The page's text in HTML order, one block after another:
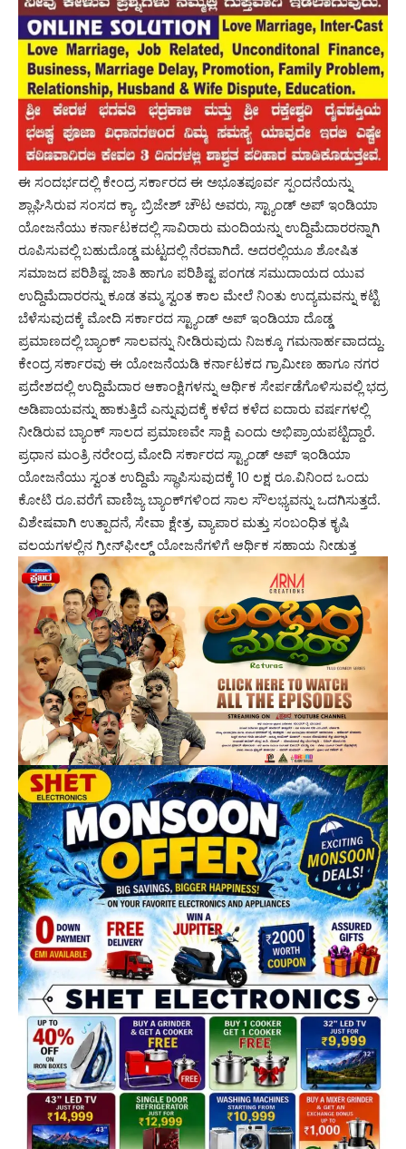
ಈ ಸಂದರ್ಭದಲ್ಲಿ ಕೇಂದ್ರ ಸರ್ಕಾರದ ಈ ಅಭೂತಪೂರ್ವ ಸ್ಪಂದನೆಯನ್ನು
ಶ್ಲಾಘಿಸಿರುವ ಸಂಸದ ಕ್ಯಾ. ಬ್ರಿಜೇಶ್‌ ಚೌಟ ಅವರು, ಸ್ಟ್ಯಾಂಡ್‌ ಅಪ್‌ ಇಂಡಿಯಾ
ಯೋಜನೆಯು ಕರ್ನಾಟಕದಲ್ಲಿ ಸಾವಿರಾರು ಮಂದಿಯನ್ನು ಉದ್ದಿಮೆದಾರರನ್ನಾಗಿ
ರೂಪಿಸುವಲ್ಲಿ ಬಹುದೊಡ್ಡ ಮಟ್ಟದಲ್ಲಿ ನೆರವಾಗಿದೆ. ಅದರಲ್ಲಿಯೂ ಶೋಷಿತ
ಸಮಾಜದ ಪರಿಶಿಷ್ಟ ಜಾತಿ ಹಾಗೂ ಪರಿಶಿಷ್ಟ ಪಂಗಡ ಸಮುದಾಯದ ಯುವ
ಉದ್ದಿಮೆದಾರರನ್ನು ಕೂಡ ತಮ್ಮ ಸ್ವಂತ ಕಾಲ ಮೇಲೆ ನಿಂತು ಉದ್ಯಮವನ್ನು ಕಟ್ಟಿ
ಬೆಳೆಸುವುದಕ್ಕೆ ಮೋದಿ ಸರ್ಕಾರದ ಸ್ಟ್ಯಾಂಡ್‌ ಅಪ್‌ ಇಂಡಿಯಾ ದೊಡ್ಡ
ಪ್ರಮಾಣದಲ್ಲಿ ಬ್ಯಾಂಕ್‌ ಸಾಲವನ್ನು ನೀಡಿರುವುದು ನಿಜಕ್ಕೂ ಗಮನಾರ್ಹವಾದದ್ದು.
ಕೇಂದ್ರ ಸರ್ಕಾರವು ಈ ಯೋಜನೆಯಡಿ ಕರ್ನಾಟಕದ ಗ್ರಾಮೀಣ ಹಾಗೂ ನಗರ
ಪ್ರದೇಶದಲ್ಲಿ ಉದ್ದಿಮೆದಾರ ಆಕಾಂಕ್ಷಿಗಳನ್ನು ಆರ್ಥಿಕ ಸೇರ್ಪಡೆಗೊಳಿಸುವಲ್ಲಿ ಭದ್ರ
ಅಡಿಪಾಯವನ್ನು ಹಾಕುತ್ತಿದೆ ಎನ್ನುವುದಕ್ಕೆ ಕಳೆದ ಕಳೆದ ಐದಾರು ವರ್ಷಗಳಲ್ಲಿ
ನೀಡಿರುವ ಬ್ಯಾಂಕ್‌ ಸಾಲದ ಪ್ರಮಾಣವೇ ಸಾಕ್ಷಿ ಎಂದು ಅಭಿಪ್ರಾಯಪಟ್ಟಿದ್ದಾರೆ.
ಪ್ರಧಾನ ಮಂತ್ರಿ ನರೇಂದ್ರ ಮೋದಿ ಸರ್ಕಾರದ ಸ್ಟ್ಯಾಂಡ್‌ ಅಪ್‌ ಇಂಡಿಯಾ
ಯೋಜನೆಯು ಸ್ವಂತ ಉದ್ದಿಮೆ ಸ್ಥಾಪಿಸುವುದಕ್ಕೆ 10 ಲಕ್ಷ ರೂ.ವಿನಿಂದ ಒಂದು
ಕೋಟಿ ರೂ.ವರೆಗೆ ವಾಣಿಜ್ಯ ಬ್ಯಾಂಕ್‌ಗಳಿಂದ ಸಾಲ ಸೌಲಭ್ಯವನ್ನು ಒದಗಿಸುತ್ತದೆ.
ವಿಶೇಷವಾಗಿ ಉತ್ಪಾದನೆ, ಸೇವಾ ಕ್ಷೇತ್ರ, ವ್ಯಾಪಾರ ಮತ್ತು ಸಂಬಂಧಿತ ಕೃಷಿ
ವಲಯಗಳಲ್ಲಿನ ಗ್ರೀನ್‌ಫೀಲ್ಡ್‌ ಯೋಜನೆಗಳಿಗೆ ಆರ್ಥಿಕ ಸಹಾಯ ನೀಡುತ್ತ